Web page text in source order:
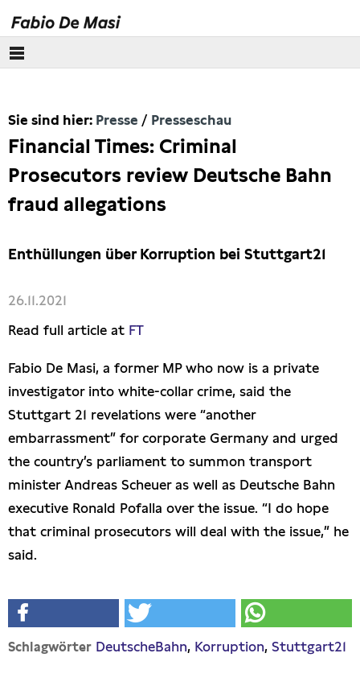
Europäisches Parlament
Themen
Presse
Pressebilder
Artikel
Publikationen
Anfragen (Archivseite)
Sie sind hier: Presse Presseschau
Financial Times: Criminal
Prosecutors review Deutsche Bahn
fraud allegations
Enthüllungen über Korruption bei Stuttgart21
26.11.2021
Read full article at FT
Fabio De Masi, a former MP who now is a private
investigator into white-collar crime, said the
Stuttgart 21 revelations were “another
embarrassment” for corporate Germany and urged
the country’s parliament to summon transport
minister Andreas Scheuer as well as Deutsche Bahn
executive Ronald Pofalla over the issue. “I do hope
that criminal prosecutors will deal with the issue,” he
said.
Schlagwörter DeutscheBahn Korruption Stuttgart21